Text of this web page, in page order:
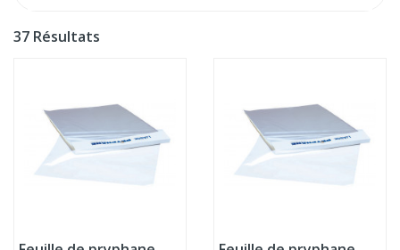
37 Résultats